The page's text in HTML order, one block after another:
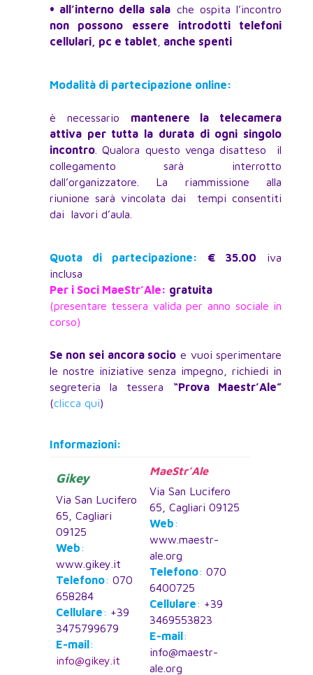
• all’interno della sala che ospita l’incontro
non possono essere introdotti telefoni
cellulari, pc e tablet
anche spenti
Modalità di partecipazione online:
è necessario mantenere la telecamera
attiva per tutta la durata di ogni singolo
incontro. Qualora questo venga disatteso il
collegamento sarà interrotto
dall’organizzatore. La riammissione alla
riunione sarà vincolata dai tempi consentiti
dai lavori d’aula.
Quota di partecipazione: € 35.00 iva
inclusa
Per i Soci MaeStr’Ale: gratuita
(presentare tessera valida per anno sociale in
corso)
Se non sei ancora socio e vuoi sperimentare
le nostre iniziative senza impegno, richiedi in
segreteria la tessera “Prova Maestr’Ale”
(clicca qui)
Informazioni:
Gikey
Via San Lucifero
65, Cagliari
09125
Web:
www.gikey.it
Telefono: 070
658284
Cellulare: +39
3475799679
E-mail:
info@gikey.it
MaeStr’Ale
Via San Lucifero
65, Cagliari 09125
Web:
www.maestr-
ale.org
Telefono: 070
6400725
Cellulare: +39
3469553823
E-mail:
info@maestr-
ale.org